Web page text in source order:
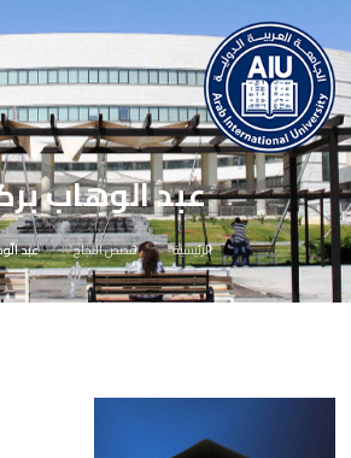
عبد الوهاب
الرئيسية قصص النجاح عبد